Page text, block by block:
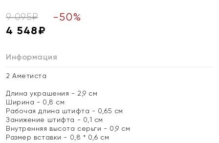
9 095₽ -50%
4 548₽
Информация
2 Аметиста
Длина украшения - 2,9 см
Ширина - 0,8 см
Рабочая длина штифта - 0,65 см
Занижение штифта - 0,1 см
Внутренняя высота серьги - 0,9 см
Размер вставки - 0,8 * 0,6 см